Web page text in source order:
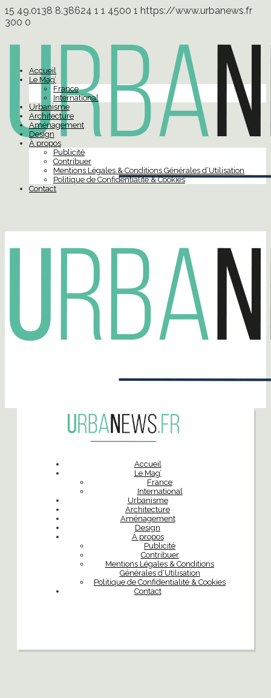
15 49.0138 8.38624 1 1 4500 1 https://www.urbanews.fr
300 0
Accueil
Le Mag’
France
International
Urbanisme
Architecture
Aménagement
Design
À propos
Publicité
Contribuer
Mentions Légales & Conditions Générales d’Utilisation
Politique de Confidentialité & Cookies
Contact
Accueil
Le Mag’
France
International
Urbanisme
Architecture
Aménagement
Design
À propos
Publicité
Contribuer
Mentions Légales & Conditions
Générales d’Utilisation
Politique de Confidentialité & Cookies
Contact